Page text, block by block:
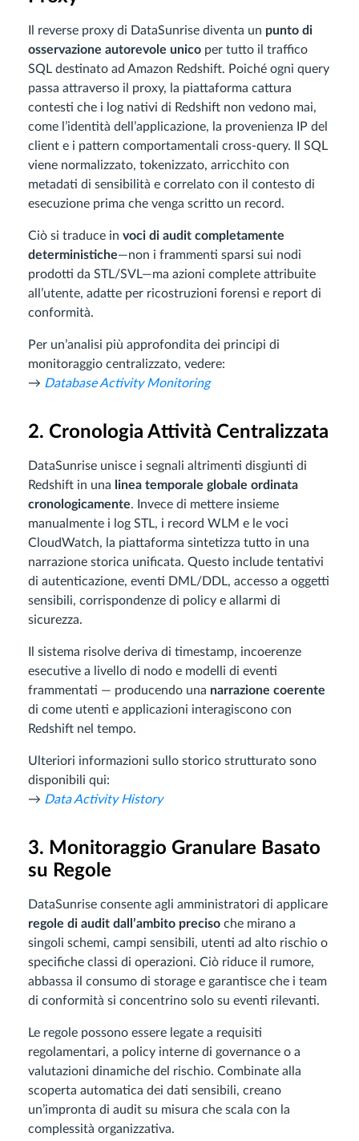
Il reverse proxy di DataSunrise diventa un punto di
osservazione autorevole unico per tutto il traffico
SQL destinato ad Amazon Redshift. Poiché ogni query
passa attraverso il proxy, la piattaforma cattura
contesti che i log nativi di Redshift non vedono mai,
come l’identità dell’applicazione, la provenienza IP del
client e i pattern comportamentali cross-query. Il SQL
viene normalizzato, tokenizzato, arricchito con
metadati di sensibilità e correlato con il contesto di
esecuzione prima che venga scritto un record.
Ciò si traduce in voci di audit completamente
deterministiche—non i frammenti sparsi sui nodi
prodotti da STL/SVL—ma azioni complete attribuite
all’utente, adatte per ricostruzioni forensi e report di
conformità.
Per un’analisi più approfondita dei principi di
monitoraggio centralizzato, vedere:
→ Database Activity Monitoring
2. Cronologia Attività Centralizzata
DataSunrise unisce i segnali altrimenti disgiunti di
Redshift in una linea temporale globale ordinata
cronologicamente. Invece di mettere insieme
manualmente i log STL, i record WLM e le voci
CloudWatch, la piattaforma sintetizza tutto in una
narrazione storica unificata. Questo include tentativi
di autenticazione, eventi DML/DDL, accesso a oggetti
sensibili, corrispondenze di policy e allarmi di
sicurezza.
Il sistema risolve deriva di timestamp, incoerenze
esecutive a livello di nodo e modelli di eventi
frammentati — producendo una narrazione coerente
di come utenti e applicazioni interagiscono con
Redshift nel tempo.
Ulteriori informazioni sullo storico strutturato sono
disponibili qui:
→ Data Activity History
3. Monitoraggio Granulare Basato
su Regole
DataSunrise consente agli amministratori di applicare
regole di audit dall’ambito preciso che mirano a
singoli schemi, campi sensibili, utenti ad alto rischio o
specifiche classi di operazioni. Ciò riduce il rumore,
abbassa il consumo di storage e garantisce che i team
di conformità si concentrino solo su eventi rilevanti.
Le regole possono essere legate a requisiti
regolamentari, a policy interne di governance o a
valutazioni dinamiche del rischio. Combinate alla
scoperta automatica dei dati sensibili, creano
un’impronta di audit su misura che scala con la
complessità organizzativa.